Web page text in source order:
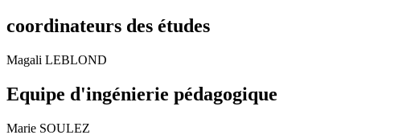
coordinateurs des études
Magali LEBLOND
Equipe d'ingénierie pédagogique
Marie SOULEZ